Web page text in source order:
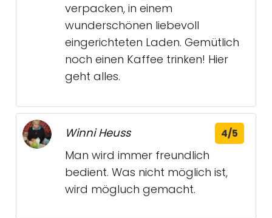
verpacken, in einem
wunderschönen liebevoll
eingerichteten Laden. Gemütlich
noch einen Kaffee trinken! Hier
geht alles.
Winni Heuss 4/5
Man wird immer freundlich
bedient. Was nicht möglich ist,
wird mögluch gemacht.